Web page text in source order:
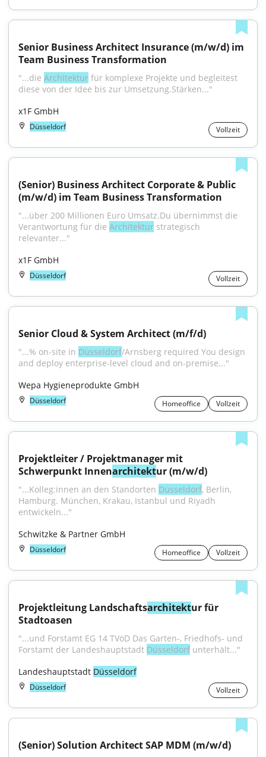
Senior Business Architect Insurance (m/w/d) im
Team Business Transformation
"...die Architektur für komplexe Projekte und begleitest
diese von der Idee bis zur Umsetzung.Stärken..."
x1F GmbH
Düsseldorf Vollzeit
(Senior) Business Architect Corporate & Public
(m/w/d) im Team Business Transformation
"...über 200 Millionen Euro Umsatz.Du übernimmst die
Verantwortung für die Architektur strategisch
relevanter..."
x1F GmbH
Düsseldorf Vollzeit
Senior Cloud & System Architect (m/f/d)
"...% on-site in Düsseldorf/Arnsberg required You design
and deploy enterprise-level cloud and on-premise..."
Wepa Hygieneprodukte GmbH
Düsseldorf Homeoffice Vollzeit
Projektleiter / Projektmanager mit
Schwerpunkt Innenarchitektur (m/w/d)
"...Kolleg:innen an den Standorten Düsseldorf, Berlin,
Hamburg. München, Krakau, Istanbul und Riyadh
entwickeln..."
Schwitzke & Partner GmbH
Düsseldorf Homeoffice Vollzeit
Projektleitung Landschaftsarchitektur für
Stadtoasen
"...und Forstamt EG 14 TVöD Das Garten-, Friedhofs- und
Forstamt der Landeshauptstadt Düsseldorf unterhält..."
Landeshauptstadt Düsseldorf
Düsseldorf Vollzeit
(Senior) Solution Architect SAP MDM (m/w/d)